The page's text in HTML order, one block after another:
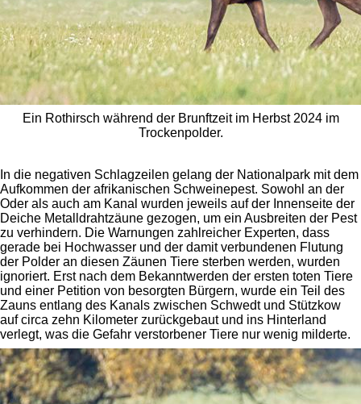
Ein Rothirsch während der Brunftzeit im Herbst 2024 im
Trockenpolder.
In die negativen Schlagzeilen gelang der Nationalpark mit dem
Aufkommen der afrikanischen Schweinepest. Sowohl an der
Oder als auch am Kanal wurden jeweils auf der Innenseite der
Deiche Metalldrahtzäune gezogen, um ein Ausbreiten der Pest
zu verhindern. Die Warnungen zahlreicher Experten, dass
gerade bei Hochwasser und der damit verbundenen Flutung
der Polder an diesen Zäunen Tiere sterben werden, wurden
ignoriert. Erst nach dem Bekanntwerden der ersten toten Tiere
und einer Petition von besorgten Bürgern, wurde ein Teil des
Zauns entlang des Kanals zwischen Schwedt und Stützkow
auf circa zehn Kilometer zurückgebaut und ins Hinterland
verlegt, was die Gefahr verstorbener Tiere nur wenig milderte.